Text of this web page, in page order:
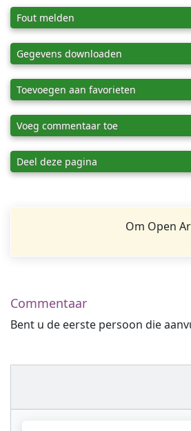
Fout melden
Gegevens downloaden
Toevoegen aan favorieten
Voeg commentaar toe
Deel deze pagina
Om Open
Commentaar
Bent u de eerste persoon die